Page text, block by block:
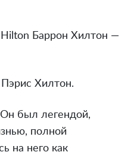
Баррон Хилтон —
Хилтон.
был легендой,
полной
на него как